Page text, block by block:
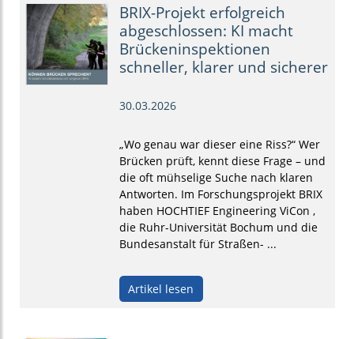
BRIX-Projekt erfolgreich
abgeschlossen: KI macht
Brückeninspektionen
schneller, klarer und sicherer
30.03.2026
„Wo genau war dieser eine Riss?“ Wer
Brücken prüft, kennt diese Frage – und
die oft mühselige Suche nach klaren
Antworten. Im Forschungsprojekt BRIX
haben HOCHTIEF Engineering ViCon ,
die Ruhr-Universität Bochum und die
Bundesanstalt für Straßen- ...
Artikel lesen